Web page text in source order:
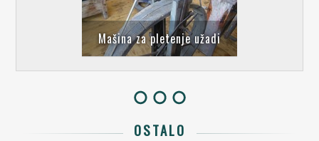
Mašina za pletenje užadi
OSTALO